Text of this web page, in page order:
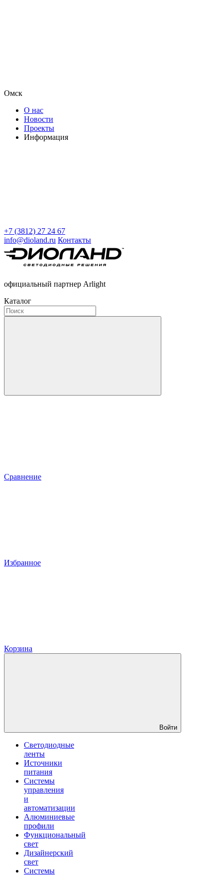
Омск
О нас
Новости
Проекты
Информация
+7 (3812) 27 24 67
info@dioland.ru Контакты
официальный партнер Arlight
Каталог
Сравнение
Избранное
Корзина
Войти
Светодиодные
ленты
Источники
питания
Системы
управления
и
автоматизации
Алюминиевые
профили
Функциональный
свет
Дизайнерский
свет
Системы